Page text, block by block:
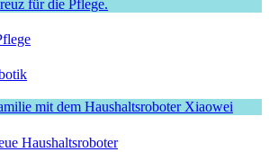
Haushaltsroboter